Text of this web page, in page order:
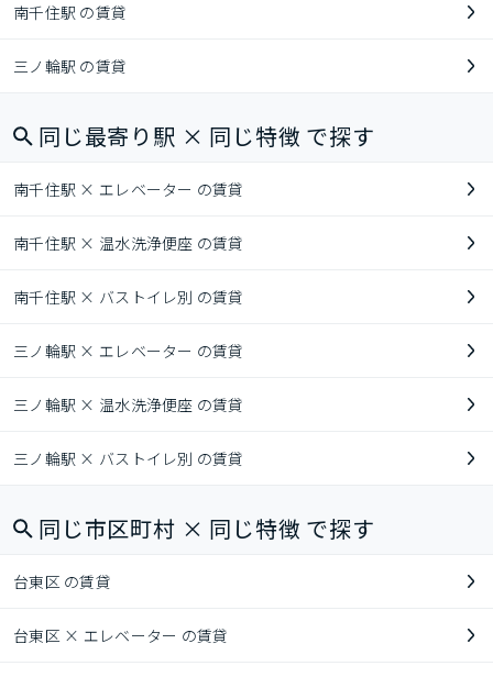
南千住駅 の賃貸
三ノ輪駅 の賃貸
同じ最寄り駅 × 同じ特徴 で探す
南千住駅 × エレベーター の賃貸
南千住駅 × 温水洗浄便座 の賃貸
南千住駅 × バストイレ別 の賃貸
三ノ輪駅 × エレベーター の賃貸
三ノ輪駅 × 温水洗浄便座 の賃貸
三ノ輪駅 × バストイレ別 の賃貸
同じ市区町村 × 同じ特徴 で探す
台東区 の賃貸
台東区 × エレベーター の賃貸